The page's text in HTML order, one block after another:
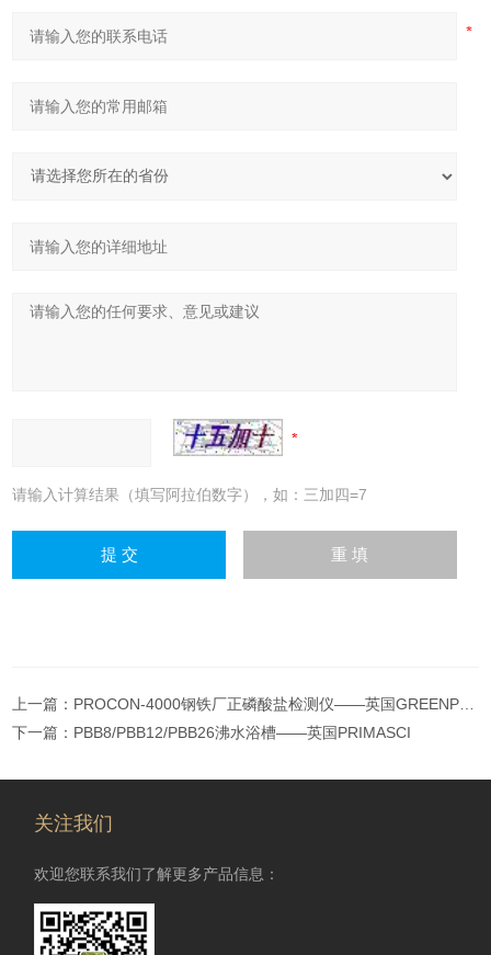
请输入计算结果（填写阿拉伯数字），如：三加四=7
上一篇： PROCON-4000钢铁厂正磷酸盐检测仪——英国GREENPRIMA
下一篇： PBB8/PBB12/PBB26沸水浴槽——英国PRIMASCI
关注我们
欢迎您联系我们了解更多产品信息：